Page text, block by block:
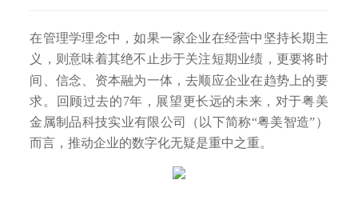
在管理学理念中，如果一家企业在经营中坚持长期主
义，则意味着其绝不止步于关注短期业绩，更要将时
间、信念、资本融为一体，去顺应企业在趋势上的要
求。回顾过去的7年，展望更长远的未来，对于粤美
金属制品科技实业有限公司（以下简称“粤美智造”）
而言，推动企业的数字化无疑是重中之重。